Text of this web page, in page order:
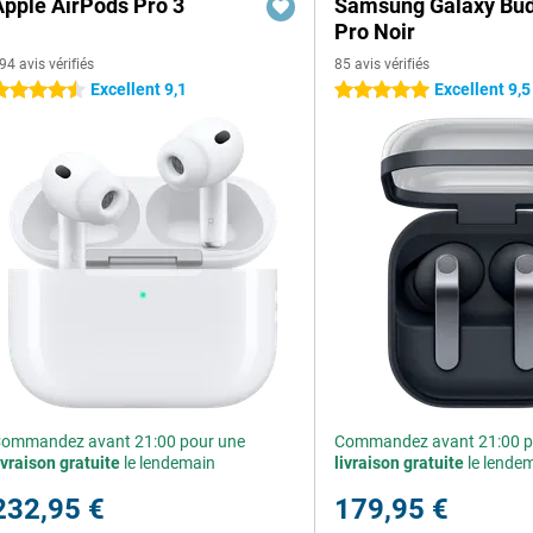
AirPods Pro 3
avis vérifiés
étoiles Excellent 9,1
avant 21:00 pour une
gratuite le lendemain
€
Samsung Galaxy
Pro Noir
85 avis vérifiés
5 étoiles Excellent 9,5
Commandez avant 21:00
livraison gratuite le
179,95 €